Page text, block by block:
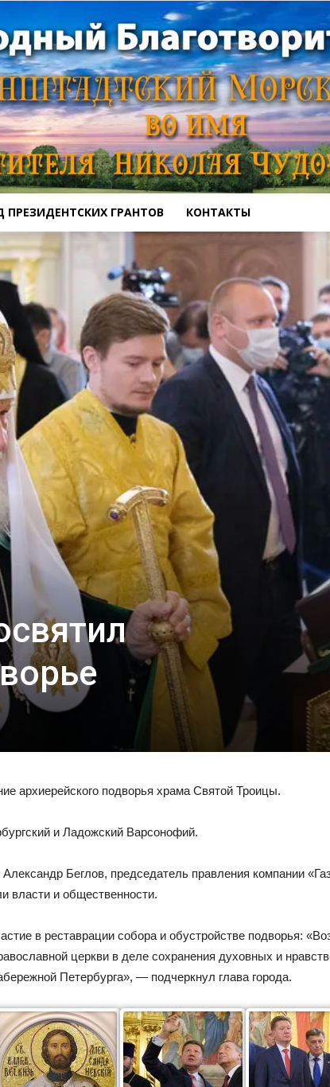
Кронштадтский
Морской
собор
ПРЕЗИДЕНТСКИХ ГРАНТОВ КОНТАКТЫ
архиерейского подворья храма Святой Троицы.
и Ладожский Варсонофий.
Беглов, председатель правления компании
власти и общественности.
в реставрации собора и обустройстве подворья:
церкви в деле сохранения духовных и
Петербурга», — подчеркнул глава города.